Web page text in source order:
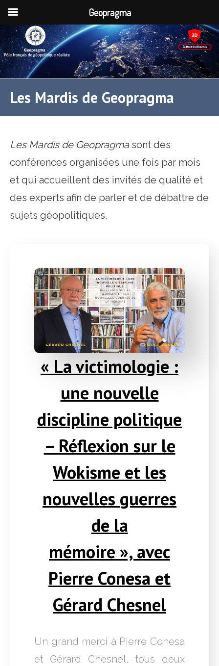
Les Mardis de Geopragma
Les Mardis de Geopragmasont des
conférences organisées une fois par mois
et qui accueillent des invités de qualité et
des experts afin de parler et de débattre de
sujets géopolitiques.
« La victimologie :
une nouvelle
discipline politique
– Réflexion sur le
Wokisme et les
nouvelles guerres
de la
mémoire », avec
Pierre Conesa et
Gérard Chesnel
Un grand merci à Pierre Conesa
et Gérard Chesnel, tous deux
Geopragma